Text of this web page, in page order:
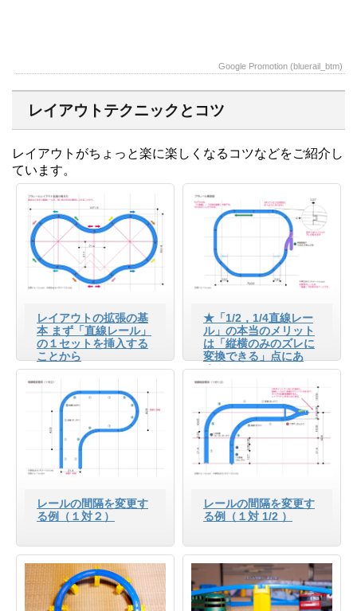
Google Promotion (bluerail_btm)
レイアウトテクニックとコツ
レイアウトがちょっと楽に楽しくなるコツなどをご紹介し
ています。
レイアウトの拡張の基
本 まず「直線レール」
の１セットを挿入する
ことから
★「1/2，1/4直線レー
ル」の本当のメリット
は「縦横のみのズレに
変換できる」点にあ
る！
レールの間隔を変更す
る例（１対２）
レールの間隔を変更す
る例（１対 1/2 ）